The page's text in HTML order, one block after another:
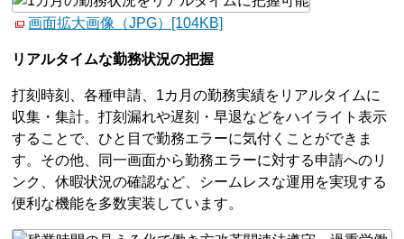
画面拡大画像（JPG）[104KB]
リアルタイムな勤務状況の把握
打刻時刻、各種申請、1カ月の勤務実績をリアルタイムに
収集・集計。打刻漏れや遅刻・早退などをハイライト表示
することで、ひと目で勤務エラーに気付くことができま
す。その他、同一画面から勤務エラーに対する申請へのリ
ンク、休暇状況の確認など、シームレスな運用を実現する
便利な機能を多数実装しています。